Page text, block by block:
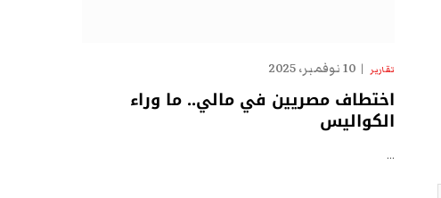
تقارير 10 نوفمبر، 2025
اختطاف مصريين في مالي.. ما وراء
الكواليس
…